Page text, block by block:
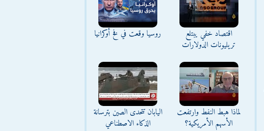
اقتصاد خفي يبتلع
تريليونات الدولارات
روسيا وقعت في فخ أوكرانيا
لماذا هبط النفط وارتفعت
الأسهم الأمريكية؟
اليابان تتحدى الصين بترسانة
الذكاء الاصطناعي